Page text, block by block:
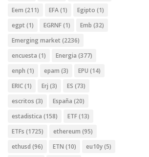
Eem (211) EFA(1) Egipto (1)
egpt (1) EGRNF(1) Emb (32)
Emerging market (2236)
encuesta (1) Energia (377)
enph (1) epam (3) EPU (14)
ERIC(1) Erj (3) ES (73)
escritos (3) España (20)
estadistica (158) ETF(13)
ETFs (1725) ethereum (95)
ethusd (96) ETN (10) eu10y(5)